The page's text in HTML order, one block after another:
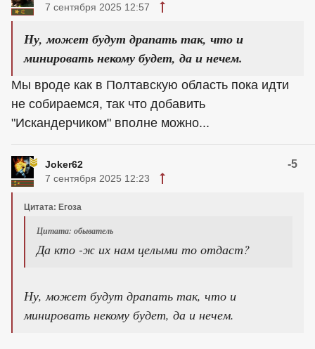
7 сентября 2025 12:57
Ну, может будут драпать так, что и
минировать некому будет, да и нечем.
Мы вроде как в Полтавскую область пока идти
не собираемся, так что добавить
"Искандерчиком" вполне можно...
Joker62 -5
7 сентября 2025 12:23
Цитата: Егоза
Цитата: обыватель
Да кто -ж их нам целыми то отдаст?
Ну, может будут драпать так, что и
минировать некому будет, да и нечем.